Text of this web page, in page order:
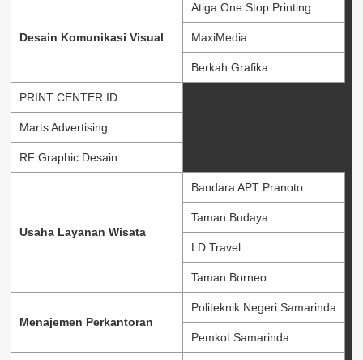
Desain Komunikasi Visual
Atiga One Stop Printing
MaxiMedia
Berkah Grafika
PRINT CENTER ID
Marts Advertising
RF Graphic Desain
Usaha Layanan Wisata
Bandara APT Pranoto
Taman Budaya
LD Travel
Taman Borneo
Menajemen Perkantoran
Politeknik Negeri Samarinda
Pemkot Samarinda